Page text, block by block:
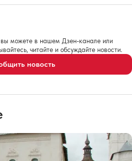
можете в нашем Дзен-канале или
читайте и обсуждайте новости.
новость